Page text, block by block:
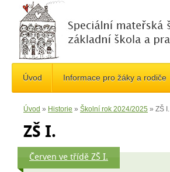
Úvod Informace pro žáky a rodiče
Úvod » Historie » Školní rok 2024/2025 » ZŠ I.
ZŠ I.
Červen ve třídě ZŠ I.